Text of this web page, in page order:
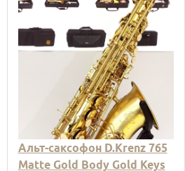
Альт-саксофон D.Krenz 765
Matte Gold Body Gold Keys